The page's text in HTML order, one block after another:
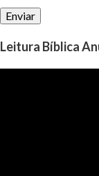
Leitura Bíblica